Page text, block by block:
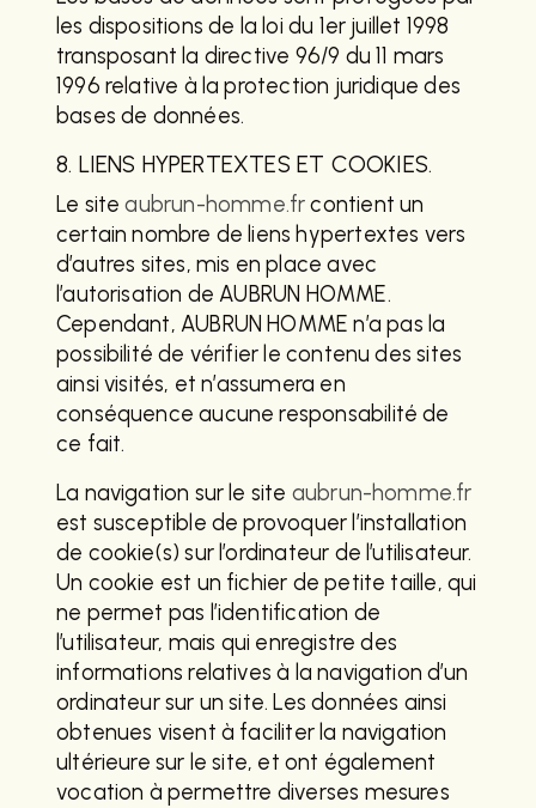
les dispositions de la loi du 1er juillet 1998
transposant la directive 96/9 du 11 mars
1996 relative à la protection juridique des
bases de données.
8. LIENS HYPERTEXTES ET COOKIES.
Le siteaubrun-homme.frcontient un
certain nombre de liens hypertextes vers
d’autres sites, mis en place avec
l’autorisation de AUBRUN HOMME.
Cependant, AUBRUN HOMME n’a pas la
possibilité de vérifier le contenu des sites
ainsi visités, et n’assumera en
conséquence aucune responsabilité de
ce fait.
La navigation sur le site aubrun-homme.fr
est susceptible de provoquer l’installation
de cookie(s) sur l’ordinateur de l’utilisateur.
Un cookie est un fichier de petite taille, qui
ne permet pas l’identification de
l’utilisateur, mais qui enregistre des
informations relatives à la navigation d’un
ordinateur sur un site. Les données ainsi
obtenues visent à faciliter la navigation
ultérieure sur le site, et ont également
vocation à permettre diverses mesures